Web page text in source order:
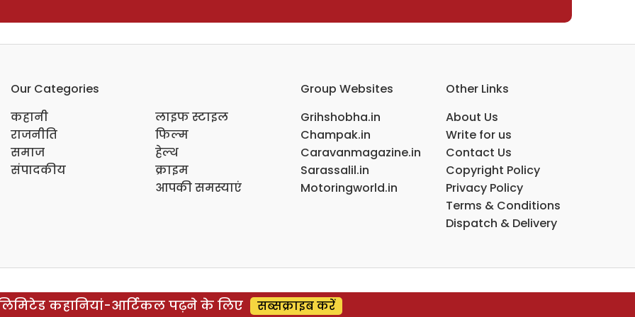
Our Categories
कहानी
राजनीति
समाज
संपादकीय
लाइफ स्टाइल
फिल्म
हेल्थ
क्राइम
आपकी समस्याएं
Group Websites
Grihshobha.in
Champak.in
Caravanmagazine.in
Sarassalil.in
Motoringworld.in
Other Links
About Us
Write for us
Contact Us
Copyright Policy
Privacy Policy
Terms & Conditions
Dispatch & Delivery
कहानियां-आर्टिकल पढ़ने के लिए सब्सक्राइब करें